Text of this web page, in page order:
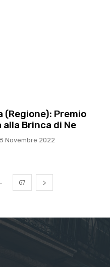
(Regione): Premio
alla Brinca di Ne
8 Novembre 2022
67